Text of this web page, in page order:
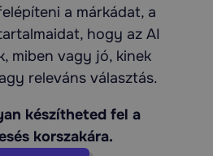
a márkádat, a
hogy az AI
miben vagy jó, kinek
releváns választás.
készítheted fel a
korszakára.